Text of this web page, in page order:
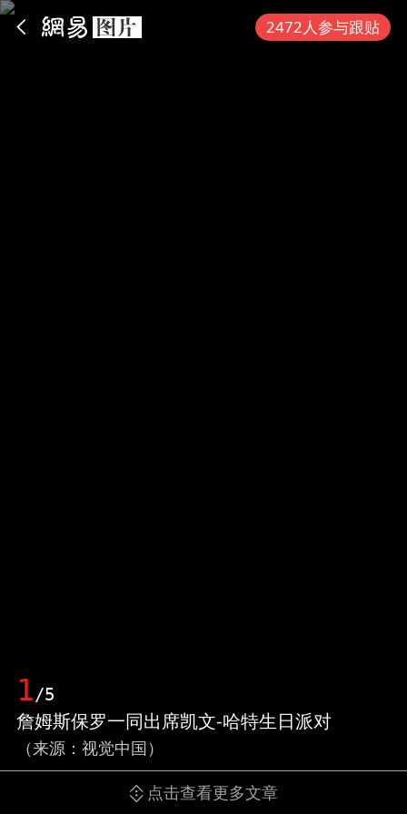
2472人参与跟贴
1/5
詹姆斯保罗一同出席凯文-哈特生日派对
（来源：视觉中国）
点击查看更多文章
App内打开